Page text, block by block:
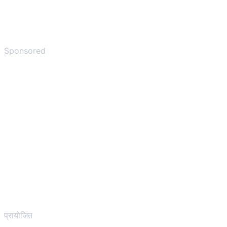
Sponsored
प्रायोजित